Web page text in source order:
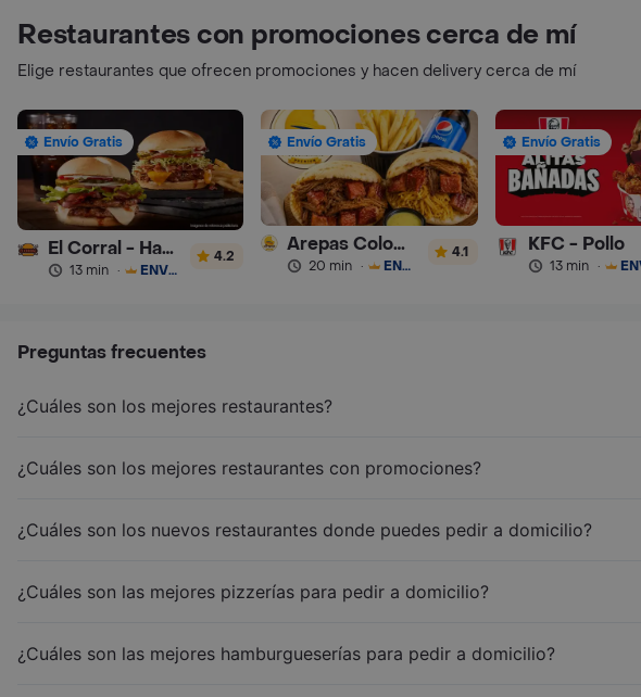
Restaurantes con promociones cerca de mí
Elige restaurantes que ofrecen promociones y hacen delivery cerca de mí
Envío Gratis
El Corral - Hamburguesa
13 min · ENVÍO GRATIS
4.2
Envío Gratis
Arepas Colombianas Premium
20 min · ENVÍO GRATIS
4.1
Envío Gratis
KFC - Pollo
13 min ·
Preguntas frecuentes
¿Cuáles son los mejores restaurantes?
¿Cuáles son los mejores restaurantes con promociones?
¿Cuáles son los nuevos restaurantes donde puedes pedir a domicilio?
¿Cuáles son las mejores pizzerías para pedir a domicilio?
¿Cuáles son las mejores hamburgueserías para pedir a domicilio?